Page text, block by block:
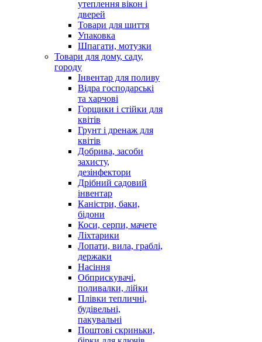
утеплення вікон і
дверей
Товари для шиття
Упаковка
Шпагати, мотузки
Товари для дому, саду,
городу
Інвентар для поливу
Відра господарські
та харчові
Горщики і стійки для
квітів
Грунт і дренаж для
квітів
Добрива, засоби
захисту,
дезінфектори
Дрібний садовий
інвентар
Каністри, баки,
бідони
Коси, серпи, мачете
Ліхтарики
Лопати, вила, граблі,
держаки
Насіння
Обприскувачі,
поливалки, лійки
Плівки тепличні,
будівельні,
пакувальні
Поштові скриньки,